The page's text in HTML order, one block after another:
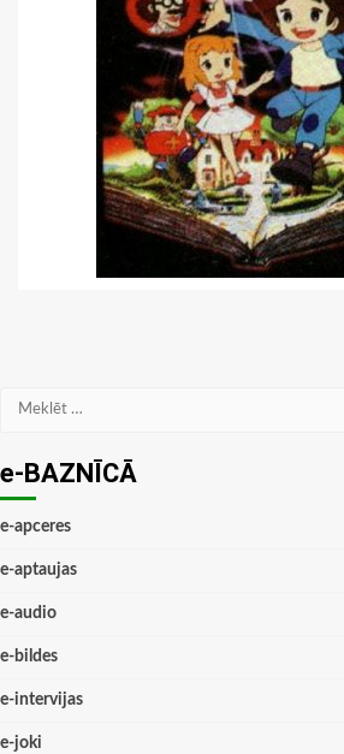
Meklēt:
e-BAZNĪCĀ
e-apceres
e-aptaujas
e-audio
e-bildes
e-intervijas
e-joki